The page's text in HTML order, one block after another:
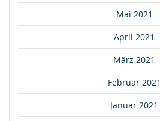
Mai 2021
April 2021
März 2021
Februar 2021
Januar 2021